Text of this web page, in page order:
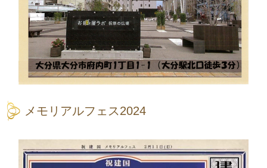
メモリアルフェス2024